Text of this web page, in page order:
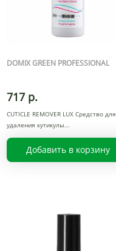
DOMIX GREEN PROFESSIONAL
717 р.
CUTICLE REMOVER LUX Средство для
удаления кутикулы
Добавить в корзину